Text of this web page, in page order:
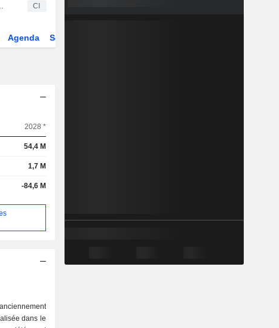
et l'exercice clos le 31 mars 2026 CI
Agenda Secteur
2028 *
54,4 M
1,7 M
-84,6 M
dans le